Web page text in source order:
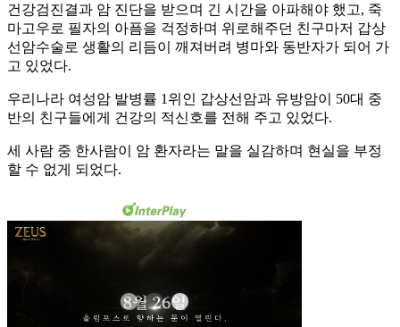
건강검진결과 암 진단을 받으며 긴 시간을 아파해야 했고, 죽
마고우로 필자의 아픔을 걱정하며 위로해주던 친구마저 갑상
선암수술로 생활의 리듬이 깨져버려 병마와 동반자가 되어 가
고 있었다.
우리나라 여성암 발병률 1위인 갑상선암과 유방암이 50대 중
반의 친구들에게 건강의 적신호를 전해 주고 있었다.
세 사람 중 한사람이 암 환자라는 말을 실감하며 현실을 부정
할 수 없게 되었다.